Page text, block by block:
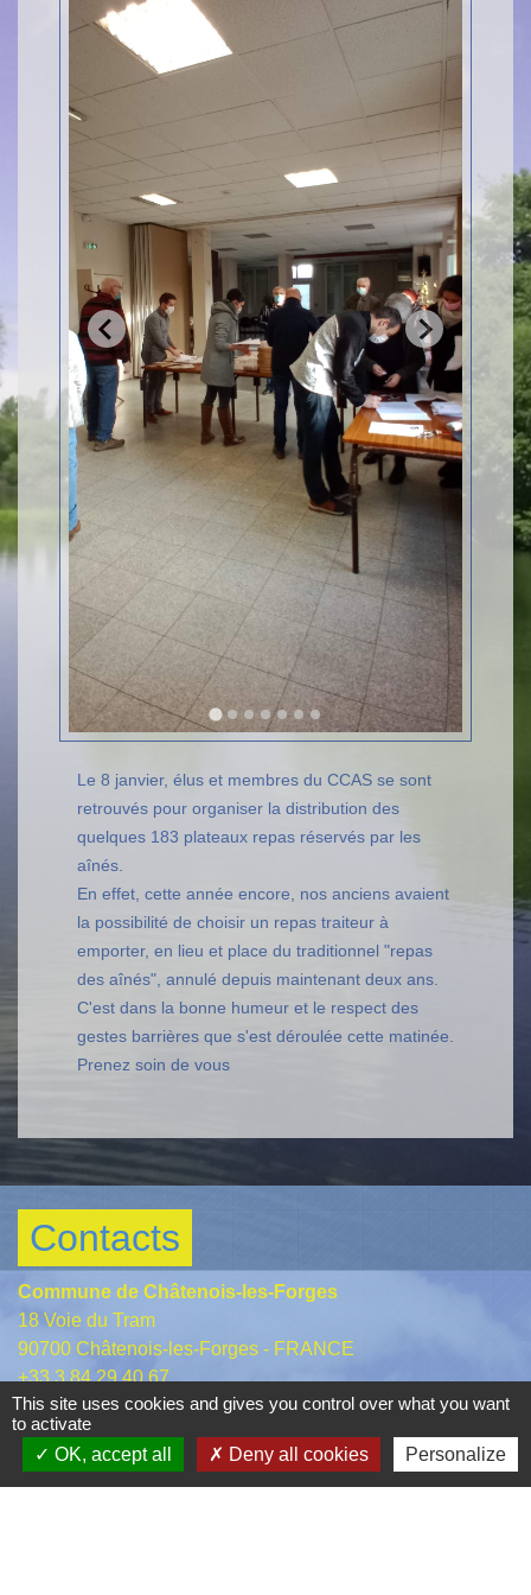
Le 8 janvier, élus et membres du CCAS se sont
retrouvés pour organiser la distribution des
quelques 183 plateaux repas réservés par les
aînés.
En effet, cette année encore, nos anciens avaient
la possibilité de choisir un repas traiteur à
emporter, en lieu et place du traditionnel "repas
des aînés", annulé depuis maintenant deux ans.
C'est dans la bonne humeur et le respect des
gestes barrières que s'est déroulée cette matinée.
Prenez soin de vous
Contacts
Commune de Châtenois-les-Forges
18 Voie du Tram
90700 Châtenois-les-Forges - FRANCE
+33 3 84 29 40 67
Contact par formulaire
This site uses cookies and gives you control over what you want
to activate
OK, accept all
Deny all cookies Personalize